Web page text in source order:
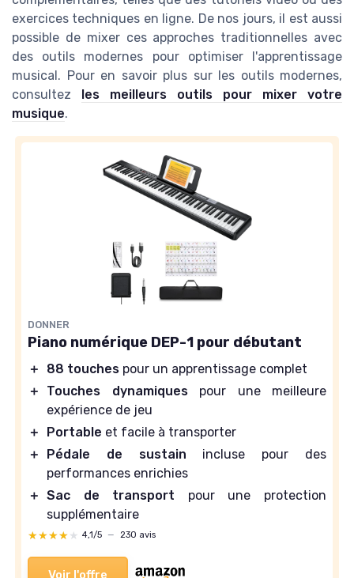
exercices techniques en ligne. De nos jours, il est aussi
possible de mixer ces approches traditionnelles avec
des outils modernes pour optimiser l'apprentissage
musical. Pour en savoir plus sur les outils modernes,
consultez
les meilleurs outils pour mixer votre
musique.
DONNER
Piano numérique DEP-1 pour débutant
＋ 88 touches pour un apprentissage complet
＋
Touches dynamiquespour une meilleure
expérience de jeu
＋
Portable et facile à transporter
＋
Pédale de sustain incluse pour des
performances enrichies
＋ Sac de transport pour une protection
supplémentaire
★★★★★
★★★★★ 4,1/5 — 230 avis
Voir l'offre